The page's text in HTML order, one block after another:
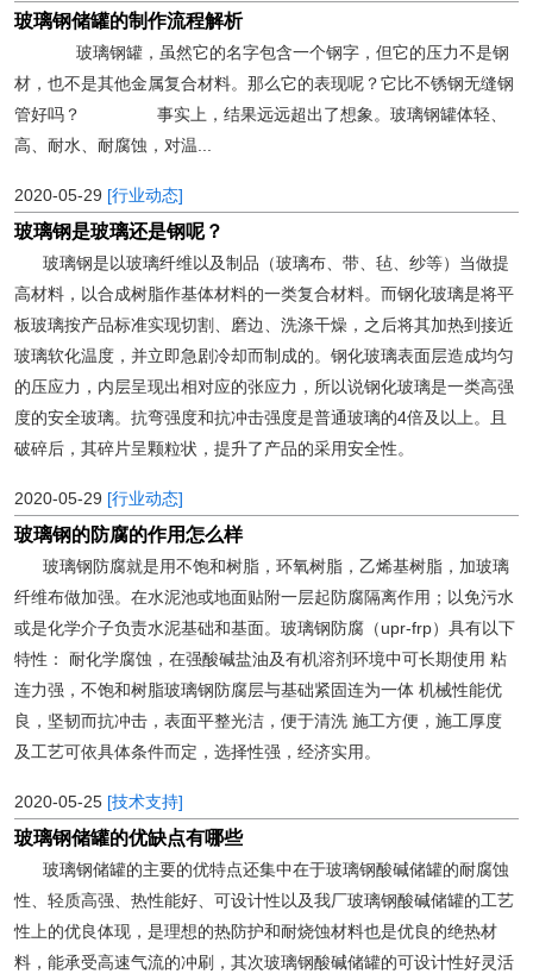
玻璃钢储罐的制作流程解析
玻璃钢罐，虽然它的名字包含一个钢字，但它的压力不是钢
材，也不是其他金属复合材料。那么它的表现呢？它比不锈钢无缝钢
管好吗？ 事实上，结果远远超出了想象。玻璃钢罐体轻、
高、耐水、耐腐蚀，对温...
2020-05-29 [行业动态]
玻璃钢是玻璃还是钢呢？
玻璃钢是以玻璃纤维以及制品（玻璃布、带、毡、纱等）当做提
高材料，以合成树脂作基体材料的一类复合材料。而钢化玻璃是将平
板玻璃按产品标准实现切割、磨边、洗涤干燥，之后将其加热到接近
玻璃软化温度，并立即急剧冷却而制成的。钢化玻璃表面层造成均匀
的压应力，内层呈现出相对应的张应力，所以说钢化玻璃是一类高强
度的安全玻璃。抗弯强度和抗冲击强度是普通玻璃的4倍及以上。且
破碎后，其碎片呈颗粒状，提升了产品的采用安全性。
2020-05-29 [行业动态]
玻璃钢的防腐的作用怎么样
玻璃钢防腐就是用不饱和树脂，环氧树脂，乙烯基树脂，加玻璃
纤维布做加强。在水泥池或地面贴附一层起防腐隔离作用；以免污水
或是化学介子负责水泥基础和基面。玻璃钢防腐（upr-frp）具有以下
特性： 耐化学腐蚀，在强酸碱盐油及有机溶剂环境中可长期使用 粘
连力强，不饱和树脂玻璃钢防腐层与基础紧固连为一体 机械性能优
良，坚韧而抗冲击，表面平整光洁，便于清洗 施工方便，施工厚度
及工艺可依具体条件而定，选择性强，经济实用。
2020-05-25 [技术支持]
玻璃钢储罐的优缺点有哪些
玻璃钢储罐的主要的优特点还集中在于玻璃钢酸碱储罐的耐腐蚀
性、轻质高强、热性能好、可设计性以及我厂玻璃钢酸碱储罐的工艺
性上的优良体现，是理想的热防护和耐烧蚀材料也是优良的绝热材
料，能承受高速气流的冲刷，其次玻璃钢酸碱储罐的可设计性好灵活